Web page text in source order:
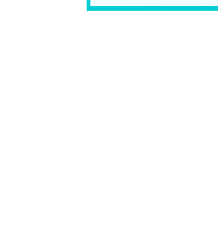
本サイ
ービス